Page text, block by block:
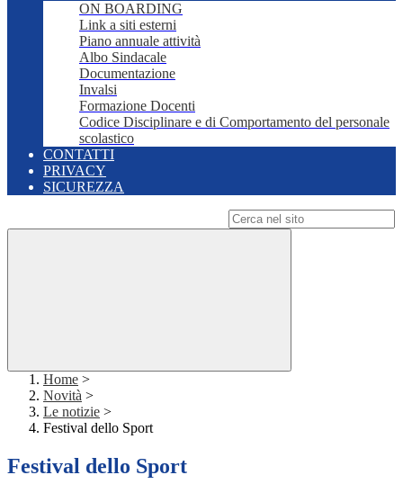
ON BOARDING
Link a siti esterni
Piano annuale attività
Albo Sindacale
Documentazione
Invalsi
Formazione Docenti
Codice Disciplinare e di Comportamento del personale
scolastico
CONTATTI
PRIVACY
SICUREZZA
Home >
Novità >
Le notizie >
Festival dello Sport
Festival dello Sport